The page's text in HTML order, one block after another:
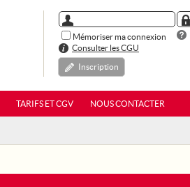
Mémoriser ma connexion
Consulter les CGU
Inscription
TARIFS ET CGV NOUS CONTACTER